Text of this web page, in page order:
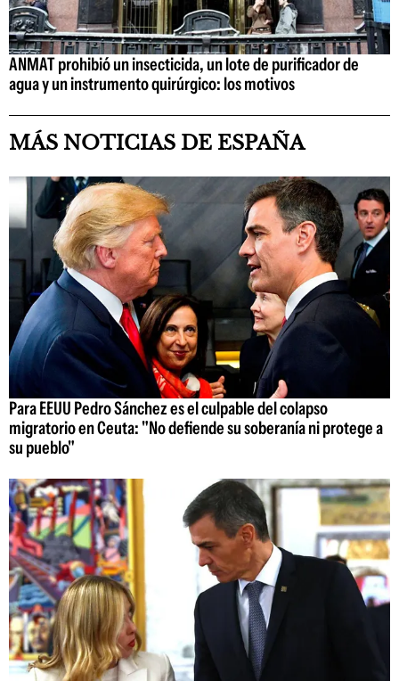
ANMAT prohibió un insecticida, un lote de purificador de
agua y un instrumento quirúrgico: los motivos
MÁS NOTICIAS DE ESPAÑA
Para EEUU Pedro Sánchez es el culpable del colapso
migratorio en Ceuta: "No defiende su soberanía ni protege a
su pueblo"